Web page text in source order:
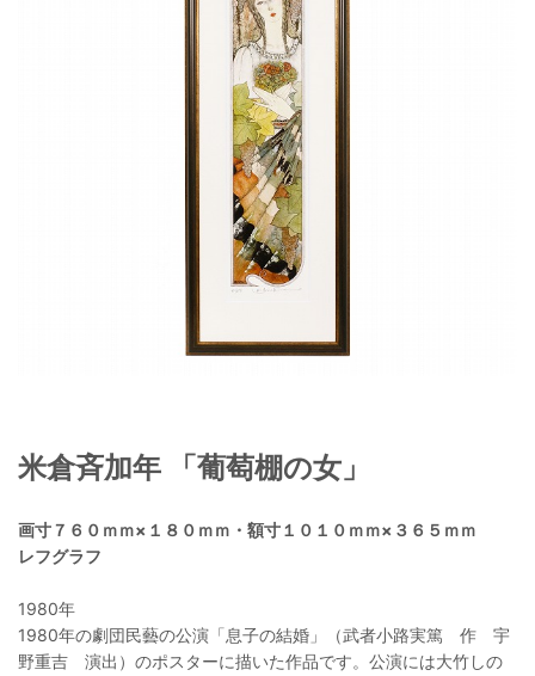
米倉斉加年 「葡萄棚の女」
画寸７６０ｍｍ×１８０ｍｍ・額寸１０１０ｍｍ×３６５ｍｍ
レフグラフ
1980年
1980年の劇団民藝の公演「息子の結婚」（武者小路実篤 作 宇
野重吉 演出）のポスターに描いた作品です。公演には大竹しの